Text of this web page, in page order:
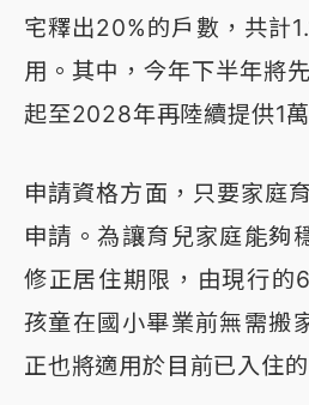
宅釋出20%的戶數，共計
用。其中，今年下半年將
起至2028年再陸續提供1萬
申請資格方面，只要家庭
申請。為讓育兒家庭能夠
修正居住期限，由現行的
孩童在國小畢業前無需搬
正也將適用於目前已入住